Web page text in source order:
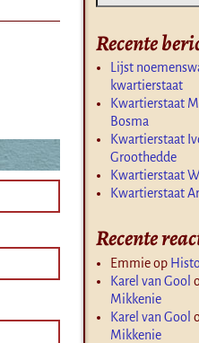
Recente
Lijst
kwartierstaat
Kwartierstaat
Bosma
Kwartierstaat
Groothedde
Kwartierstaat
Kwartierstaat
Recente
Emmieop
Karel van Gool
Mikkenie
Karel van Gool
Mikkenie